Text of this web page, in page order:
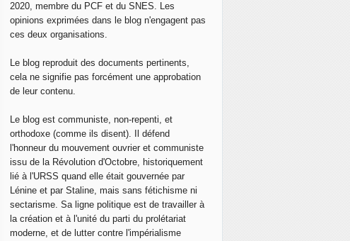
2020, membre du PCF et du SNES. Les
opinions exprimées dans le blog n'engagent pas
ces deux organisations.
Le blog reproduit des documents pertinents,
cela ne signifie pas forcément une approbation
de leur contenu.
Le blog est communiste, non-repenti, et
orthodoxe (comme ils disent). Il défend
l'honneur du mouvement ouvrier et communiste
issu de la Révolution d'Octobre, historiquement
lié à l'URSS quand elle était gouvernée par
Lénine et par Staline, mais sans fétichisme ni
sectarisme. Sa ligne politique est de travailler à
la création et à l'unité du parti du prolétariat
moderne, et de lutter contre l'impérialisme